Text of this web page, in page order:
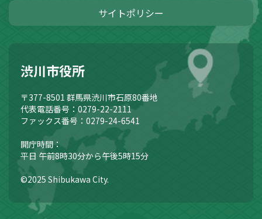
サイトポリシー
渋川市役所
〒377-8501 群馬県渋川市石原80番地
代表電話番号：0279-22-2111
ファックス番号：0279-24-6541
開庁時間：
平日 午前8時30分から午後5時15分
©2025 Shibukawa City.